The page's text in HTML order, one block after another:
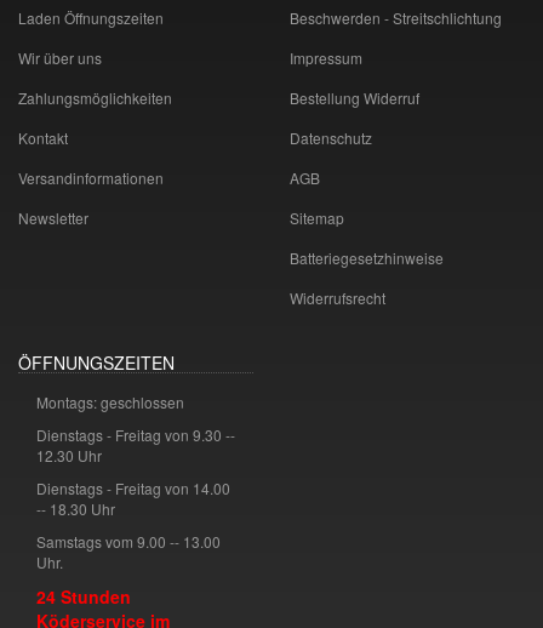
Laden Öffnungszeiten
Wir über uns
Zahlungsmöglichkeiten
Kontakt
Versandinformationen
Newsletter
Beschwerden - Streitschlichtung
Impressum
Bestellung Widerruf
Datenschutz
AGB
Sitemap
Batteriegesetzhinweise
Widerrufsrecht
ÖFFNUNGSZEITEN
Montags: geschlossen
Dienstags - Freitag von 9.30 --
12.30 Uhr
Dienstags - Freitag von 14.00
-- 18.30 Uhr
Samstags vom 9.00 -- 13.00
Uhr.
24 Stunden
Köderservice im